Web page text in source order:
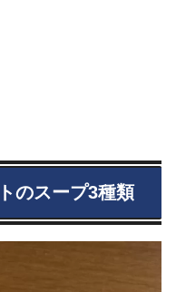
のスープ3種類